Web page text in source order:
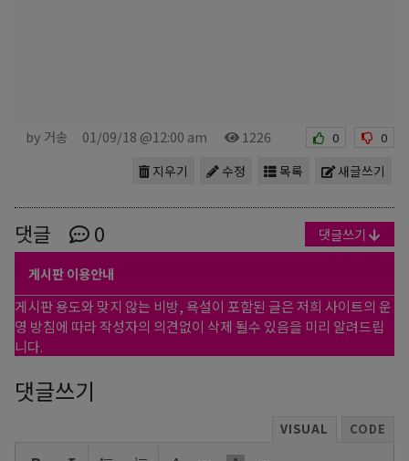
by 거송 01/09/18 @12:00 am 1226 0 0
새글쓰기
목록
수정
지우기
댓글 0 댓글쓰기
게시판 이용안내
게시판 용도와 맞지 않는 비방, 욕설이 포함된 글은 저희 사이트의 운
영 방침에 따라 작성자의 의견없이 삭제 될수 있음을 미리 알려드립
니다.
댓글쓰기
VISUAL CODE